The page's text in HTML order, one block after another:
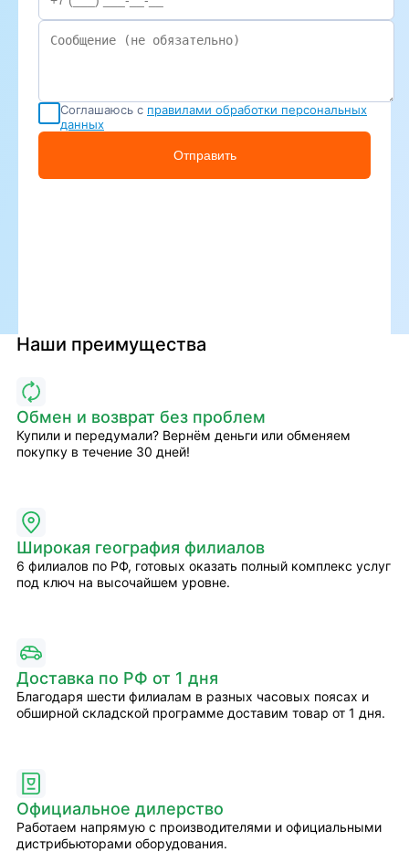
Соглашаюсь с правилами обработки персональных
данных
Отправить
Наши преимущества
Обмен и возврат без проблем
Купили и передумали? Вернём деньги или обменяем
покупку в течение 30 дней!
Широкая география филиалов
6 филиалов по РФ, готовых оказать полный комплекс услуг
под ключ на высочайшем уровне.
Доставка по РФ от 1 дня
Благодаря шести филиалам в разных часовых поясах и
обширной складской программе доставим товар от 1 дня.
Официальное дилерство
Работаем напрямую с производителями и официальными
дистрибьюторами оборудования.